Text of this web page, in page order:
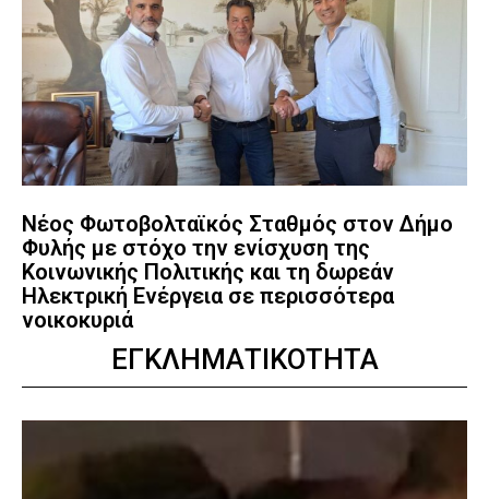
Νέος Φωτοβολταϊκός Σταθμός στον Δήμο
Φυλής με στόχο την ενίσχυση της
Κοινωνικής Πολιτικής και τη δωρεάν
Ηλεκτρική Ενέργεια σε περισσότερα
νοικοκυριά
ΕΓΚΛΗΜΑΤΙΚΟΤΗΤΑ